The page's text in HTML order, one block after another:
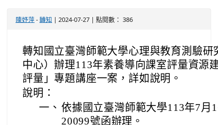
陳妤萍-轉知 | 2024-07-27 | 點閱數： 386
轉知國立臺灣師範大學心理與教育測驗
中心）辦理113年素養導向課室評量資源
評量」專題講座一案，詳如說明。
說明：
一、 依據國立臺灣師範大學113年7月
20099號函辦理。